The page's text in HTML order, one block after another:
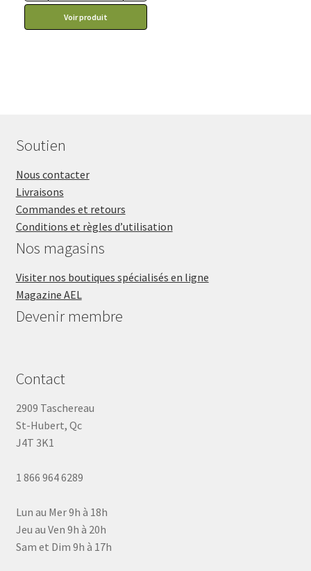
Voir produit
Soutien
Nous contacter
Livraisons
Commandes et retours
Conditions et règles d’utilisation
Nos magasins
Visiter nos boutiques spécialisés en ligne
Magazine AEL
Devenir membre
Contact
2909 Taschereau
St-Hubert, Qc
J4T 3K1
1 866 964 6289
Lun au Mer 9h à 18h
Jeu au Ven 9h à 20h
Sam et Dim 9h à 17h